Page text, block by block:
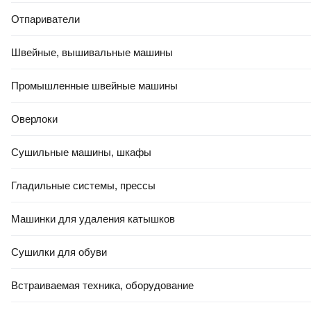
Отпариватели
Швейные, вышивальные машины
Промышленные швейные машины
Оверлоки
Сушильные машины, шкафы
Гладильные системы, прессы
Машинки для удаления катышков
Сушилки для обуви
Встраиваемая техника, оборудование
4.8 (11)
Подушка туристическая Tramp TRI-012
0.0